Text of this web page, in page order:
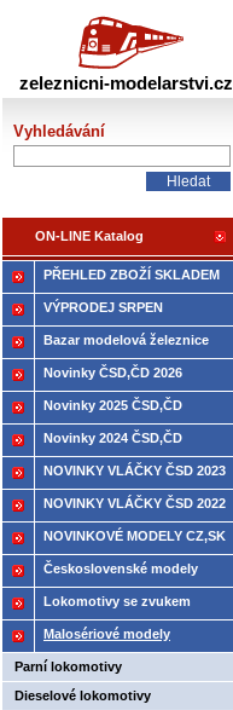
PŘEHLED ZBOŽÍ SKLADEM
VÝPRODEJ SRPEN
Bazar modelová železnice
Novinky ČSD,ČD 2026
Novinky 2025 ČSD,ČD
Novinky 2024 ČSD,ČD
NOVINKY VLÁČKY ČSD 2023
NOVINKY VLÁČKY ČSD 2022
NOVINKOVÉ MODELY CZ,SK
2021
Československé modely
ČSD,ČD
Lokomotivy se zvukem
Malosériové modely
Parní lokomotivy
Dieselové lokomotivy
zeleznicni-modelarstvi.cz
Vyhledávání
ON-LINE Katalog